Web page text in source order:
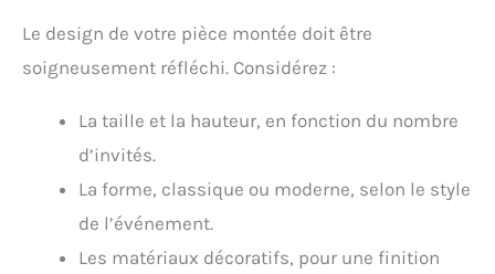
Le design de votre pièce montée doit être
soigneusement réfléchi. Considérez :
La taille et la hauteur, en fonction du nombre
d’invités.
La forme, classique ou moderne, selon le style
de l’événement.
Les matériaux décoratifs, pour une finition